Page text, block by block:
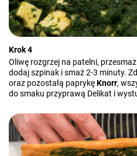
Krok 4
Oliwę rozgrzej na patelni,
dodaj szpinak i smaż 2-3 minuty.
oraz pozostałą paprykęKnorr,
do smaku przyprawą Delikat i